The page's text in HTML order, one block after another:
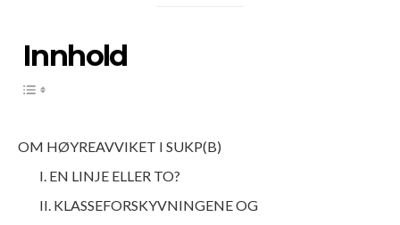
Innhold
OM HØYREAVVIKET I SUKP(B)
I. EN LINJE ELLER TO?
II. KLASSEFORSKYVNINGENE OG